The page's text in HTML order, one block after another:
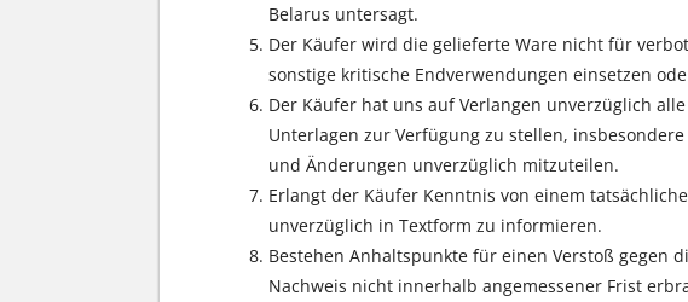
Belarus untersagt.
Der Käufer wird die gelieferte Ware nicht für
sonstige kritische Endverwendungen einsetzen
Der Käufer hat uns auf Verlangen unverzüglich
Unterlagen zur Verfügung zu stellen,
und Änderungen unverzüglich mitzuteilen.
Erlangt der Käufer Kenntnis von einem
unverzüglich in Textform zu informieren.
Bestehen Anhaltspunkte für einen Verstoß gegen
Nachweis nicht innerhalb angemessener Frist